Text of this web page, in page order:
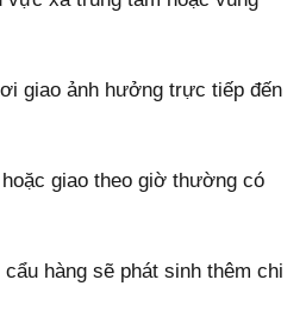
giao ảnh hưởng trực tiếp đến
giao theo giờ thường có
hàng sẽ phát sinh thêm chi